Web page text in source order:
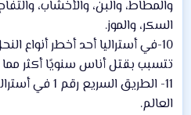
والمطاط، والبن، والأخشاب،
السكر، والموز.
10-في أستراليا أحد أخطر أنواع
تتسبب بقتل أناس سنويًا أكثر
11- الطريق
العالم.